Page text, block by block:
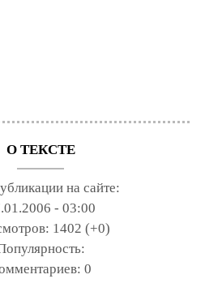
О ТЕКСТЕ
на сайте:
- 03:00
1402 (+0)
0